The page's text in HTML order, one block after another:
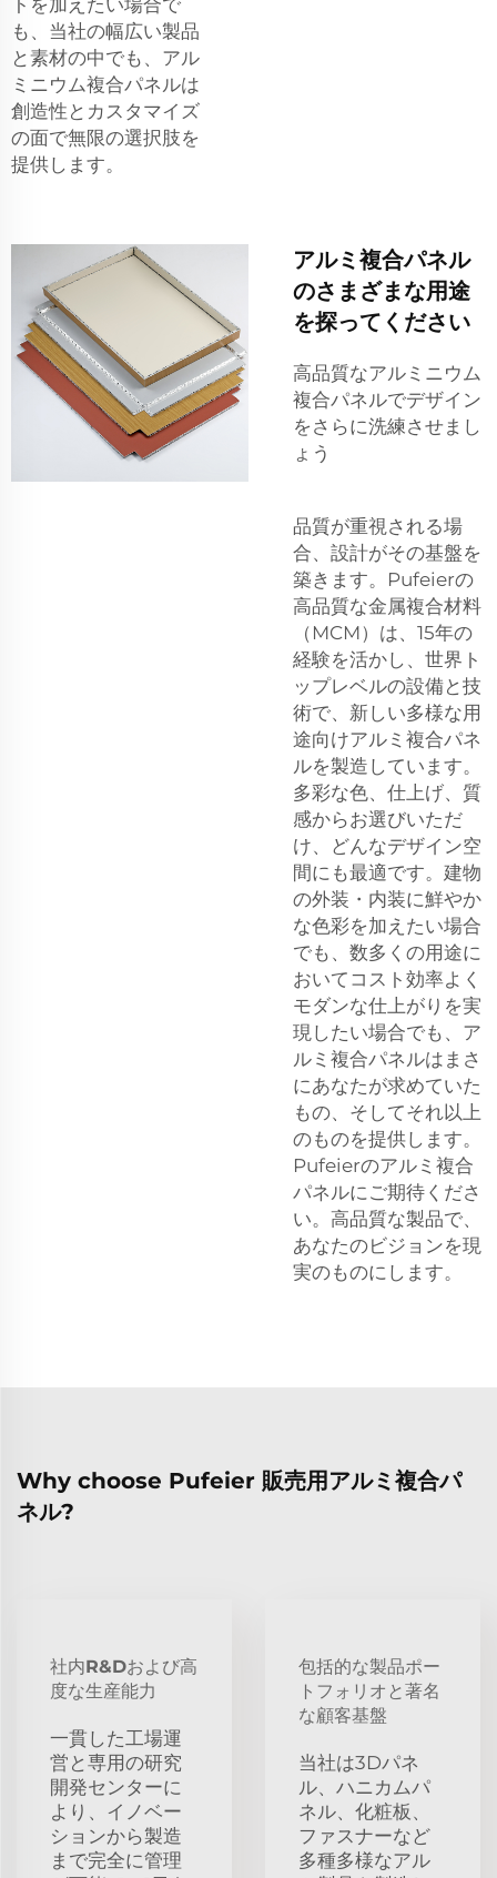
も、当社の幅広い製品
と素材の中でも、アル
ミニウム複合パネルは
創造性とカスタマイズ
の面で無限の選択肢を
提供します。
アルミ複合パネル
のさまざまな用途
を探ってください
高品質なアルミニウム
複合パネルでデザイン
をさらに洗練させまし
ょう
品質が重視される場
合、設計がその基盤を
築きます。Pufeierの
高品質な金属複合材料
（MCM）は、15年の
経験を活かし、世界ト
ップレベルの設備と技
術で、新しい多様な用
途向けアルミ複合パネ
ルを製造しています。
多彩な色、仕上げ、質
感からお選びいただ
け、どんなデザイン空
間にも最適です。建物
の外装・内装に鮮やか
な色彩を加えたい場合
でも、数多くの用途に
おいてコスト効率よく
モダンな仕上がりを実
現したい場合でも、ア
ルミ複合パネルはまさ
にあなたが求めていた
もの、そしてそれ以上
のものを提供します。
Pufeierのアルミ複合
パネルにご期待くださ
い。高品質な製品で、
あなたのビジョンを現
実のものにします。
Why choose Pufeier 販売用アルミ複合パ
ネル?
社内R&Dおよび高
度な生産能力
一貫した工場運
営と専用の研究
開発センターに
より、イノベー
ションから製造
まで完全に管理
包括的な製品ポー
トフォリオと著名
な顧客基盤
当社は3Dパネ
ル、ハニカムパ
ネル、化粧板、
ファスナーなど
多種多様なアル